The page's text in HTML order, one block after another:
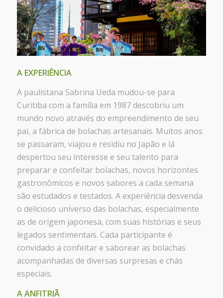
A EXPERIÊNCIA
A paulistana Sabrina Ueda mudou-se para
Curitiba com a família em 1987 descobriu um
mundo novo através do empreendimento de seu
pai, a fábrica de bolachas artesanais. Muitos anos
se passaram, viajou e residiu no Japão e lá
despertou seu interesse e seu talento para
preparar e confeitar bolachas, novos horizontes
gastronômicos e novos sabores a cada semana
são estudados e testados. A experiência desvenda
o delicioso universo das bolachas, especialmente
as de origem japonesa, com suas histórias e seus
legados sentimentais. Cada participante é
convidado a confeitar e saborear as bolachas
acompanhadas de diversas surpresas e chás
especiais.
A ANFITRIÃ